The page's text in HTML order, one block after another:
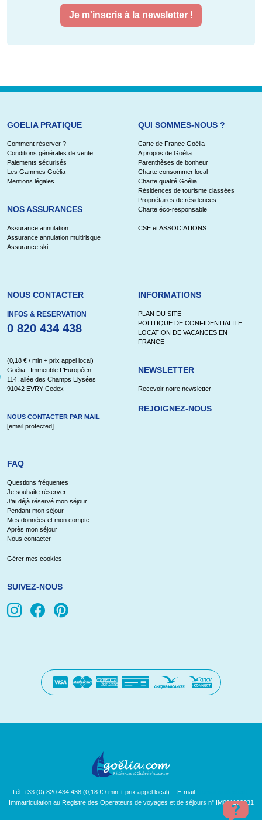
Je m'inscris à la newsletter !
GOELIA PRATIQUE
Comment réserver ?
Conditions générales de vente
Paiements sécurisés
Les Gammes Goélia
Mentions légales
NOS ASSURANCES
Assurance annulation
Assurance annulation multirisque
Assurance ski
QUI SOMMES-NOUS ?
Carte de France Goélia
A propos de Goélia
Parenthèses de bonheur
Charte consommer local
Charte qualité Goélia
Résidences de tourisme classées
Propriétaires de résidences
Charte éco-responsable
CSE et ASSOCIATIONS
NOUS CONTACTER
INFOS & RESERVATION
0 820 434 438
(0,18 € / min + prix appel local)
Goélia : Immeuble L’Européen
114, allée des Champs Elysées
91042 EVRY Cedex
NOUS CONTACTER PAR MAIL
[email protected]
INFORMATIONS
PLAN DU SITE
POLITIQUE DE CONFIDENTIALITE
LOCATION DE VACANCES EN
FRANCE
NEWSLETTER
Recevoir notre newsletter
REJOIGNEZ-NOUS
FAQ
Questions fréquentes
Je souhaite réserver
J'ai déjà réservé mon séjour
Pendant mon séjour
Mes données et mon compte
Après mon séjour
Nous contacter
Gérer mes cookies
SUIVEZ-NOUS
Tél. +33 (0) 820 434 438 (0,18 € / min + prix appel local) - E-mail :
-
Immatriculation au Registre des Operateurs de voyages et de séjours n° IM091100031